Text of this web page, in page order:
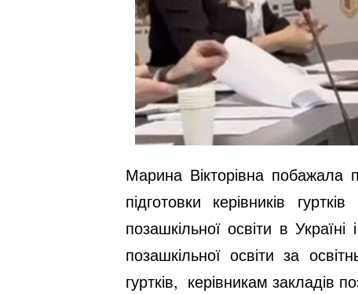
Марина Вікторівна побажала
підготовки керівників
позашкільної освіти в
позашкільної освіти за
гуртків, керівникам закладів